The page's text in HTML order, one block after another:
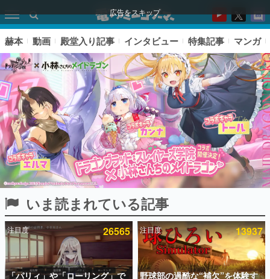
広告をスキップ
ピックアップ
電ファミのいま読まれている記事ランキング
アプリセール情報
赫本 動画 殿堂入り記事 インタビュー 特集記事 マンガ
いま読まれている記事
注目度 26565
「パリィ」や「ローリング」で
注目度 13937
野球部の過酷な“補欠”を体験す